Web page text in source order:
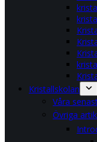
Kristallskolan
Våra
Övriga